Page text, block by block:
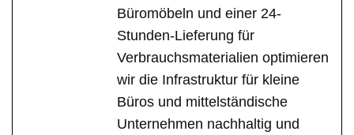
Büromöbeln und einer 24-
Stunden-Lieferung für
Verbrauchsmaterialien optimieren
wir die Infrastruktur für kleine
Büros und mittelständische
Unternehmen nachhaltig und